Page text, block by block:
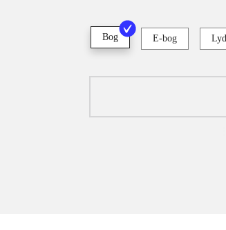
Bog E-bog